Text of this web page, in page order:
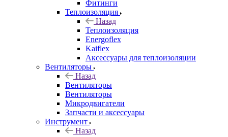
Фитинги
Теплоизоляция
Назад
Теплоизоляция
Energoflex
Kaiflex
Аксессуары для теплоизоляции
Вентиляторы
Назад
Вентиляторы
Вентиляторы
Микродвигатели
Запчасти и аксессуары
Инструмент
Назад